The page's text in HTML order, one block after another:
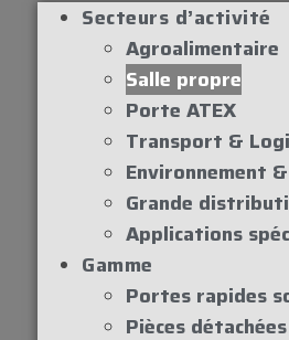
Secteurs d’activité
Agroalimentaire
Salle propre
Porte ATEX
Transport &
Environnement
Grande
Applications
Gamme
Portes rapides
Pièces